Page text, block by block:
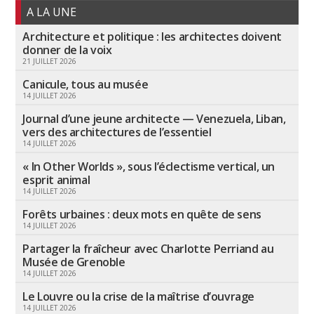
A LA UNE
Architecture et politique : les architectes doivent
donner de la voix
21 JUILLET 2026
Canicule, tous au musée
14 JUILLET 2026
Journal d’une jeune architecte — Venezuela, Liban,
vers des architectures de l’essentiel
14 JUILLET 2026
« In Other Worlds », sous l’éclectisme vertical, un
esprit animal
14 JUILLET 2026
Forêts urbaines : deux mots en quête de sens
14 JUILLET 2026
Partager la fraîcheur avec Charlotte Perriand au
Musée de Grenoble
14 JUILLET 2026
Le Louvre ou la crise de la maîtrise d’ouvrage
14 JUILLET 2026